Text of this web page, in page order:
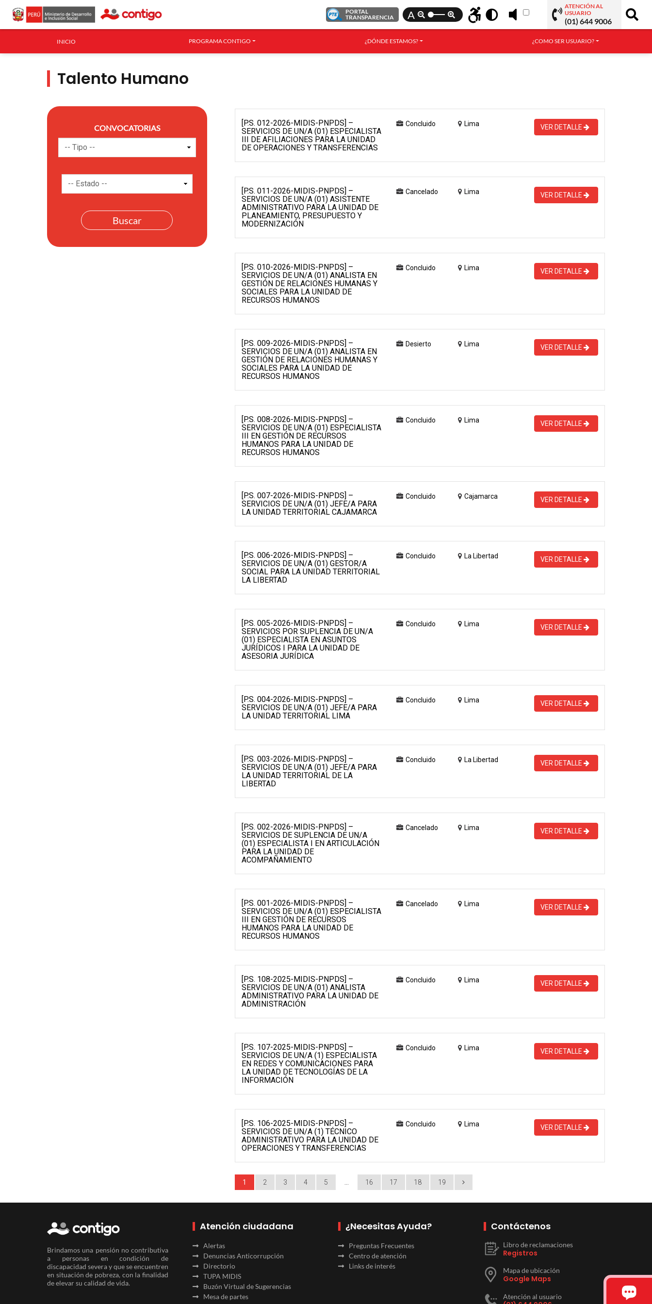
PORTAL
TRANSPARENCIA
A
ATENCIÓN AL
USUARIO
(01) 644 9006
INICIO PROGRAMA CONTIGO ¿DÓNDE ESTAMOS? ¿COMO SER USUARIO?
Talento Humano
CONVOCATORIAS
[P.S. 012-2026-MIDIS-PNPDS] –
SERVICIOS DE UN/A (01) ESPECIALISTA
III DE AFILIACIONES PARA LA UNIDAD
DE OPERACIONES Y TRANSFERENCIAS
Concluido Lima VER DETALLE
[P.S. 011-2026-MIDIS-PNPDS] –
SERVICIOS DE UN/A (01) ASISTENTE
ADMINISTRATIVO PARA LA UNIDAD DE
PLANEAMIENTO, PRESUPUESTO Y
MODERNIZACIÓN
Cancelado Lima VER DETALLE
[P.S. 010-2026-MIDIS-PNPDS] –
SERVICIOS DE UN/A (01) ANALISTA EN
GESTIÓN DE RELACIONES HUMANAS Y
SOCIALES PARA LA UNIDAD DE
RECURSOS HUMANOS
Concluido Lima VER DETALLE
[P.S. 009-2026-MIDIS-PNPDS] –
SERVICIOS DE UN/A (01) ANALISTA EN
GESTIÓN DE RELACIONES HUMANAS Y
SOCIALES PARA LA UNIDAD DE
RECURSOS HUMANOS
Desierto Lima VER DETALLE
[P.S. 008-2026-MIDIS-PNPDS] –
SERVICIOS DE UN/A (01) ESPECIALISTA
III EN GESTIÓN DE RECURSOS
HUMANOS PARA LA UNIDAD DE
RECURSOS HUMANOS
Concluido Lima VER DETALLE
[P.S. 007-2026-MIDIS-PNPDS] –
SERVICIOS DE UN/A (01) JEFE/A PARA
LA UNIDAD TERRITORIAL CAJAMARCA
Concluido Cajamarca VER DETALLE
[P.S. 006-2026-MIDIS-PNPDS] –
SERVICIOS DE UN/A (01) GESTOR/A
SOCIAL PARA LA UNIDAD TERRITORIAL
LA LIBERTAD
Concluido La Libertad VER DETALLE
[P.S. 005-2026-MIDIS-PNPDS] –
SERVICIOS POR SUPLENCIA DE UN/A
(01) ESPECIALISTA EN ASUNTOS
JURÍDICOS I PARA LA UNIDAD DE
ASESORIA JURÍDICA
Concluido Lima VER DETALLE
[P.S. 004-2026-MIDIS-PNPDS] –
SERVICIOS DE UN/A (01) JEFE/A PARA
LA UNIDAD TERRITORIAL LIMA
Concluido Lima VER DETALLE
[P.S. 003-2026-MIDIS-PNPDS] –
SERVICIOS DE UN/A (01) JEFE/A PARA
LA UNIDAD TERRITORIAL DE LA
LIBERTAD
Concluido La Libertad VER DETALLE
[P.S. 002-2026-MIDIS-PNPDS] –
SERVICIOS DE SUPLENCIA DE UN/A
(01) ESPECIALISTA I EN ARTICULACIÓN
PARA LA UNIDAD DE
ACOMPAÑAMIENTO
Cancelado Lima VER DETALLE
[P.S. 001-2026-MIDIS-PNPDS] –
SERVICIOS DE UN/A (01) ESPECIALISTA
III EN GESTIÓN DE RECURSOS
HUMANOS PARA LA UNIDAD DE
RECURSOS HUMANOS
Cancelado Lima VER DETALLE
[P.S. 108-2025-MIDIS-PNPDS] –
SERVICIOS DE UN/A (01) ANALISTA
ADMINISTRATIVO PARA LA UNIDAD DE
ADMINISTRACIÓN
Concluido Lima VER DETALLE
[P.S. 107-2025-MIDIS-PNPDS] –
SERVICIOS DE UN/A (1) ESPECIALISTA
EN REDES Y COMUNICACIONES PARA
LA UNIDAD DE TECNOLOGÍAS DE LA
INFORMACIÓN
Concluido Lima VER DETALLE
[P.S. 106-2025-MIDIS-PNPDS] –
SERVICIOS DE UN/A (1) TÉCNICO
ADMINISTRATIVO PARA LA UNIDAD DE
OPERACIONES Y TRANSFERENCIAS
Concluido Lima VER DETALLE
1 2 3 4 5 16 17 18 19
Brindamos una pensión no contributiva
a personas en condición de
discapacidad severa y que se encuentren
en situación de pobreza, con la finalidad
de elevar su calidad de vida.
Atención ciudadana
Alertas
Denuncias Anticorrupción
Directorio
TUPA MIDIS
Buzón Virtual de Sugerencias
Mesa de partes
¿Necesitas Ayuda?
Preguntas Frecuentes
Centro de atención
Links de interés
Contáctenos
Libro de reclamaciones
Registros
Mapa de ubicación
Google Maps
Atención al usuario